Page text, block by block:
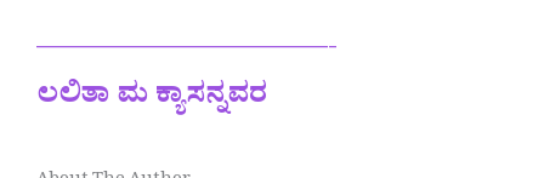
——————————-
ಲಲಿತಾ ಮ ಕ್ಯಾಸನ್ನವರ